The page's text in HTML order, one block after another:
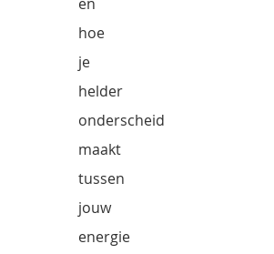
hoe
je
helder
onderscheid
maakt
tussen
jouw
energie